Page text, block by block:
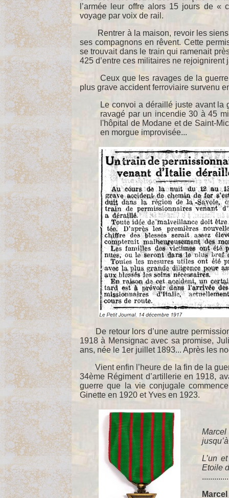
l’armée leur offre alors 15 jours de «
voyage par voix de rail.
Rentrer à la maison, revoir les siens
ses compagnons en rêvent. Cette
se trouvait dans le train qui ramenait
425 d’entre ces militaires ne rejoignirent
Ceux que les ravages de la guerre
plus grave accident ferroviaire survenu
Le convoi a déraillé juste avant la
ravagé par un incendie 30 à 45
l'hôpital de Modane et de Saint-
en morgue improvisée...
De retour lors d’une autre
1918 à Mensignac avec sa promise,
ans, née le 1er juillet 1893... Après les
Vient enfin l’heure de la fin de la
34ème Régiment d’artillerie en 1918,
guerre que la vie conjugale
Ginette en 1920 et Yves en 1923.
L’un
Etoile
.............